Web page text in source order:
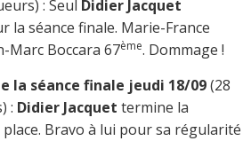
: Seul Didier Jacquet
la séance finale. Marie-France
Marc Boccara 67ème. Dommage !
la séance finale jeudi 18/09(28
: Didier Jacquet termine la
place. Bravo à lui pour sa régularité